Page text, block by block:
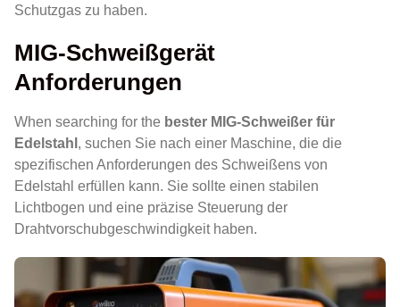
Schutzgas zu haben.
MIG-Schweißgerät
Anforderungen
When searching for the bester MIG-Schweißer für
Edelstahl , suchen Sie nach einer Maschine, die die
spezifischen Anforderungen des Schweißens von
Edelstahl erfüllen kann. Sie sollte einen stabilen
Lichtbogen und eine präzise Steuerung der
Drahtvorschubgeschwindigkeit haben.